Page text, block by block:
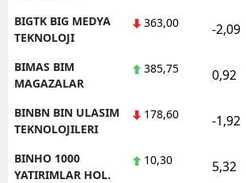
BIGTK BIG MEDYA
TEKNOLOJI
363,00 -2,09
BIMAS BIM
MAGAZALAR
385,75 0,92
BINBN BIN ULASIM
TEKNOLOJILERI
178,60 -1,92
BINHO 1000
YATIRIMLAR HOL.
10,30 5,32